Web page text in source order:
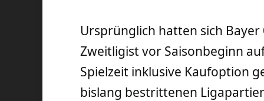
Ursprünglich hatten sich
Zweitligist vor Saisonbeginn
Spielzeit inklusive Kaufoption
bislang bestrittenen